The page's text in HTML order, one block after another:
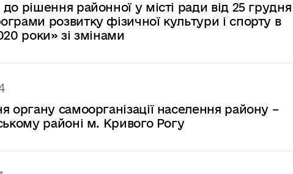
рішення районної у місті ради від 25 грудня
розвитку фізичної культури і спорту в
роки» зі змінами
органу самоорганізації населення району –
районі м. Кривого Рогу